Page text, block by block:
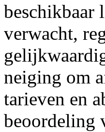
beschikbaar
verwacht,
neiging om
tarieven en
beoordeling